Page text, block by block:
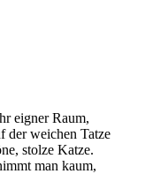
eigner Raum,
der weichen Tatze
stolze Katze.
man kaum,